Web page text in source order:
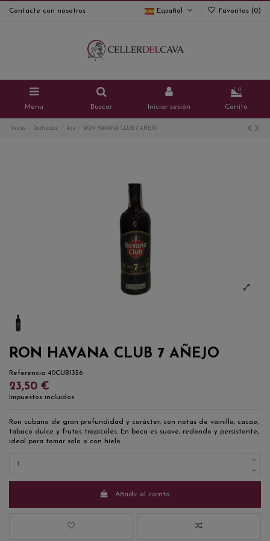
Contacte con nosotros Español Favoritos (0)
Menu Buscar Iniciar sesión
0
Carrito
Inicio Destilados Ron RON HAVANA CLUB 7 AÑEJO
RON HAVANA CLUB 7 AÑEJO
Referencia 40CUB1356
23,50 €
Impuestos incluidos
Ron cubano de gran profundidad y carácter, con notas de vainilla, cacao,
tabaco dulce y frutas tropicales. En boca es suave, redondo y persistente,
ideal para tomar solo o con hielo.
Añadir al carrito